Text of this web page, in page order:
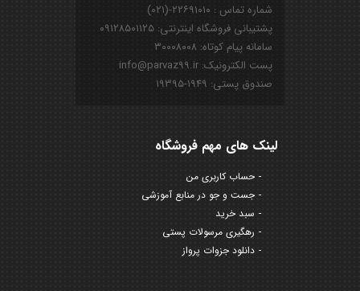
شماره تماس : ۲۲۶۹۱۰۱۰-(۰۲۱)
پشتیبانی فروشگاه اینترنتی: ۰۹۱۲۸۵۰۱۱۲۵
سامانه پیام کوتاه: ۳۰۰۰۸۰۰۸
پست الکترونیک: info@parvaz99.ir
صندوق پستی: ۱۹۴۹-۱۹۳۹۵
لینک های مهم فروشگاه
حساب کاربری من
جست و جو در منابع آموزشی
سبد خرید
رهگیری مرسولات پستی
دانلود جزوات پرواز